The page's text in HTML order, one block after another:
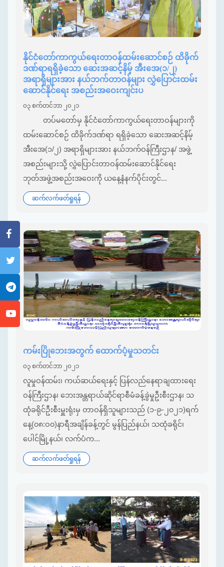
နိုင်ငံတော်ကာကွယ်ရေးတာဝန်ထမ်းဆောင်စဉ် ထိခိုက်
ဒဏ်ရာရရှိခဲ့သော ဆေးအဆင့်နိမ့် အီးအေ(၁/၂)
အရာရှိများအား နယ်ဘက်တာဝန်များ လွှဲပြောင်းထမ်း
ဆောင်နိုင်ရေး အစည်းအဝေးကျင်းပ
၀၃ စက်တင်ဘာ ၂၀၂၁
တပ်မတော်မှ နိုင်ငံတော်ကာကွယ်ရေးတာဝန်များကို
ထမ်းဆောင်စဉ် ထိခိုက်ဒဏ်ရာ ရရှိခဲ့သော ဆေးအဆင့်နိမ့်
အီးအေ(၁/၂) အရာရှိများအား နယ်ဘက်ဝန်ကြီးဌာန/ အဖွဲ့
အစည်းများသို့ လွှဲပြောင်းတာဝန်ထမ်းဆောင်နိုင်ရေး
ဘုတ်အဖွဲ့အစည်းအဝေးကို ယနေ့နံနက်ပိုင်းတွင်...
ဆက်လက်ဖတ်ရှုရန်
ကမ်းပြိုဘေးအတွက် ထောက်ပံ့မှုသတင်း
၀၃ စက်တင်ဘာ ၂၀၂၁
လူမှုဝန်ထမ်း၊ ကယ်ဆယ်ရေးနှင့် ပြန်လည်နေရာချထားရေး
ဝန်ကြီးဌာန၊ ဘေးအန္တရာယ်ဆိုင်ရာစီမံခန့်ခွဲမှုဦးစီးဌာန၊ သ
ထုံခရိုင်ဦးစီးမှူးရုံးမှ တာဝန်ရှိသူများသည် (၁-၉-၂၀၂၁)ရက်
နေ့(၀၈:ဝ၀)နာရီအချိန်ခန့်တွင် မွန်ပြည်နယ်၊ သထုံခရိုင်၊
ပေါင်မြို့နယ်၊ ​​လက်ပံက...
ဆက်လက်ဖတ်ရှုရန်